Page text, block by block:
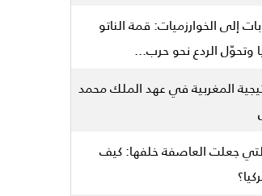
إلى الخوارزميات: قمة الناتو
وتحوّل الردع نحو حرب...
المغربية في عهد الملك محمد
جعلت العاصفة خلفها: كيف